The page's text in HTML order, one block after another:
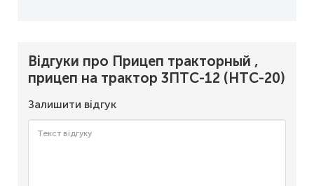
Відгуки про Прицеп тракторный ,
прицеп на трактор 3ПТС-12 (НТС-20)
Залишити відгук